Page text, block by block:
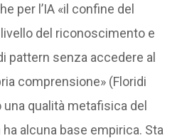
per l’IA «il confine del
del riconoscimento e
pattern senza accedere al
comprensione» (Floridi
qualità metafisica del
alcuna base empirica. Sta